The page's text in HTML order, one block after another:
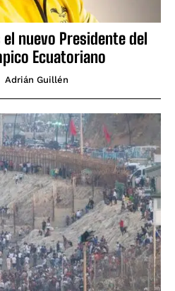
nuevo Presidente del
Ecuatoriano
Adrián Guillén